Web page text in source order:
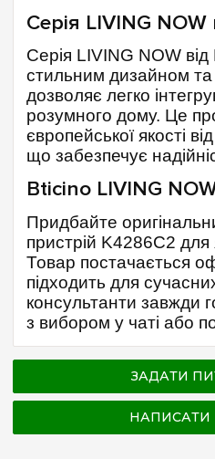
Серія LIVING NOW
Серія LIVING NOW від
стильним дизайном
дозволяє легко
розумного дому. Це
європейської якості
що забезпечує
Bticino LIVING
Придбайте
пристрій K4286C2 для
Товар постачається
підходить для
консультанти завжди
з вибором у чаті або
ЗАДАТИ
НАПИСАТИ